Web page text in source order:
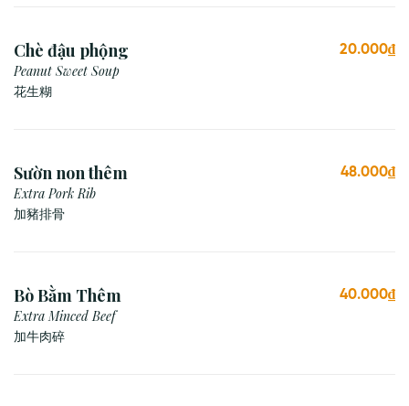
Chè đậu phộng
Peanut Sweet Soup
花生糊
20.000₫
Sườn non thêm
Extra Pork Rib
加豬排骨
48.000₫
Bò Bằm Thêm
Extra Minced Beef
加牛肉碎
40.000₫